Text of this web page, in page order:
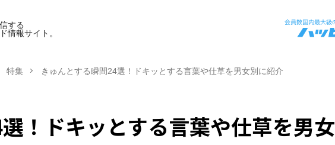
する
情報サイト。
特集 きゅんとする瞬間24選！ドキッとする言葉や仕草を男女別に紹介
！ドキッとする言葉や仕草を男女